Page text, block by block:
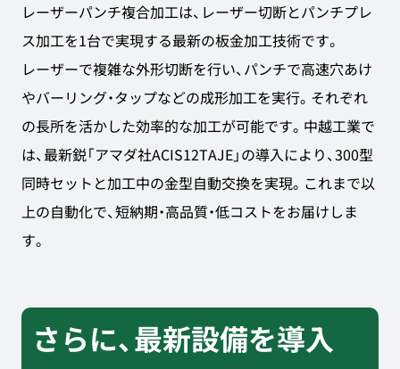
レーザーパンチ複合加工は、レーザー切断とパンチプレ
ス加工を1台で実現する最新の板金加工技術です。
レーザーで複雑な外形切断を行い、パンチで高速穴あけ
やバーリング・タップなどの成形加工を実行。それぞれ
の長所を活かした効率的な加工が可能です。中越工業で
は、最新鋭「アマダ社ACIS12TAJE」の導入により、300型
同時セットと加工中の金型自動交換を実現。これまで以
上の自動化で、短納期・高品質・低コストをお届けしま
す。
さらに、最新設備を導入